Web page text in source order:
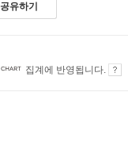
공유하기
집계에 반영됩니다.